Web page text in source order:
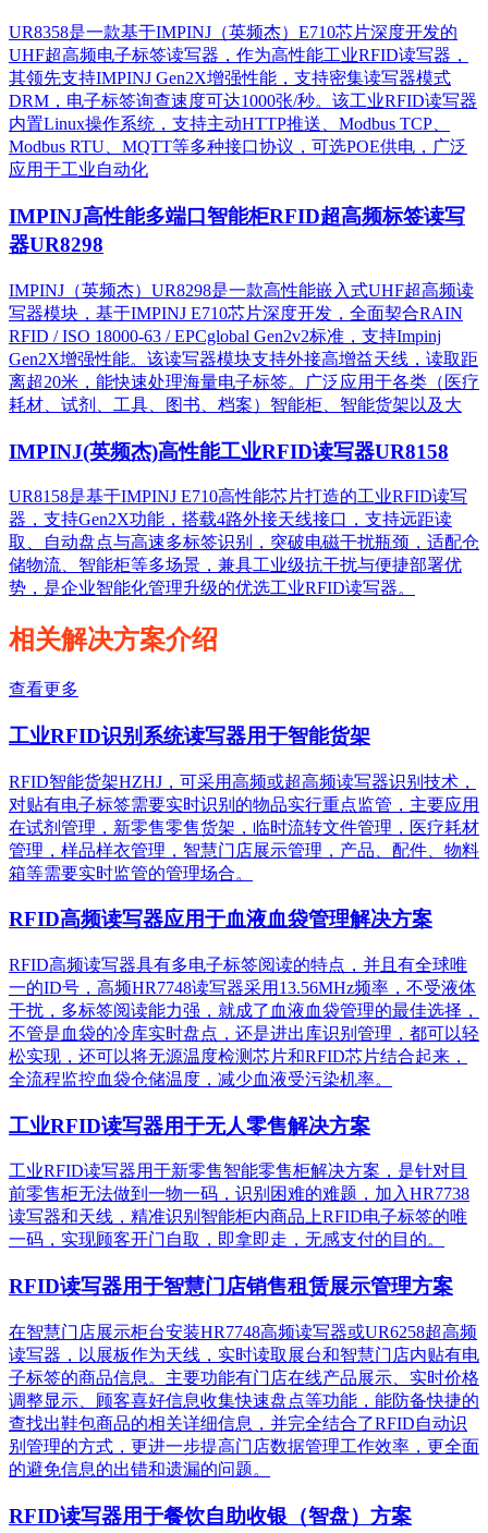
UR8358是一款基于IMPINJ（英频杰）E710芯片深度开发的
UHF超高频电子标签读写器，作为高性能工业RFID读写器，
其领先支持IMPINJ Gen2X增强性能，支持密集读写器模式
DRM，电子标签询查速度可达1000张/秒。该工业RFID读写器
内置Linux操作系统，支持主动HTTP推送、Modbus TCP、
Modbus RTU、MQTT等多种接口协议，可选POE供电，广泛
应用于工业自动化
IMPINJ高性能多端口智能柜RFID超高频标签读写
器UR8298
IMPINJ（英频杰）UR8298是一款高性能嵌入式UHF超高频读
写器模块，基于IMPINJ E710芯片深度开发，全面契合RAIN
RFID / ISO 18000-63 / EPCglobal Gen2v2标准，支持Impinj
Gen2X增强性能。该读写器模块支持外接高增益天线，读取距
离超20米，能快速处理海量电子标签。广泛应用于各类（医疗
耗材、试剂、工具、图书、档案）智能柜、智能货架以及大
IMPINJ(英频杰)高性能工业RFID读写器UR8158
UR8158是基于IMPINJ E710高性能芯片打造的工业RFID读写
器，支持Gen2X功能，搭载4路外接天线接口，支持远距读
取、自动盘点与高速多标签识别，突破电磁干扰瓶颈，适配仓
储物流、智能柜等多场景，兼具工业级抗干扰与便捷部署优
势，是企业智能化管理升级的优选工业RFID读写器。
相关解决方案介绍
查看更多
工业RFID识别系统读写器用于智能货架
RFID智能货架HZHJ，可采用高频或超高频读写器识别技术，
对贴有电子标签需要实时识别的物品实行重点监管，主要应用
在试剂管理，新零售零售货架，临时流转文件管理，医疗耗材
管理，样品样衣管理，智慧门店展示管理，产品、配件、物料
箱等需要实时监管的管理场合。
RFID高频读写器应用于血液血袋管理解决方案
RFID高频读写器具有多电子标签阅读的特点，并且有全球唯
一的ID号，高频HR7748读写器采用13.56MHz频率，不受液体
干扰，多标签阅读能力强，就成了血液血袋管理的最佳选择，
不管是血袋的冷库实时盘点，还是进出库识别管理，都可以轻
松实现，还可以将无源温度检测芯片和RFID芯片结合起来，
全流程监控血袋仓储温度，减少血液受污染机率。
工业RFID读写器用于无人零售解决方案
工业RFID读写器用于新零售智能零售柜解决方案，是针对目
前零售柜无法做到一物一码，识别困难的难题，加入HR7738
读写器和天线，精准识别​智能柜内商品上RFID电子标签的唯
一码，实现顾客开门自取，即拿即走，无感支付的目的。
RFID读写器用于智慧门店销售租赁展示管理方案
在智慧门店展示柜台安装HR7748高频读写器或UR6258超高频
读写器，以展板作为天线，实时读取展台和智慧门店内贴有电
子标签的商品信息。主要功能有门店在线产品展示、实时价格
调整显示、顾客喜好信息收集快速盘点等功能，能防备快捷的
查找出鞋包商品的相关详细信息，并完全结合了RFID自动识
别管理的方式，更进一步提高门店数据管理工作效率，更全面
的避免信息的出错和遗漏的问题。
RFID读写器用于餐饮自助收银（智盘）方案